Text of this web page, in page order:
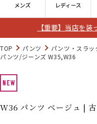
【重要】当店を
メンズ レディース
ログイン
発送について 12時
TOP パンツ パンツ・スラッ
パンツ/ジーンズ W35,W36
W36 パンツ ベージュ |